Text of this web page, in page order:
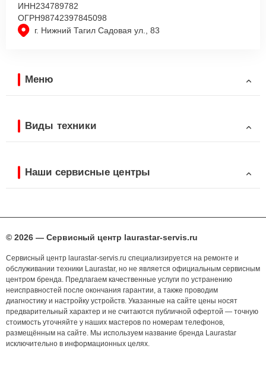
г. Нижний Тагил Садовая ул., 83
ИНН234789782
ОГРН98742397845098
Меню
Виды техники
Наши сервисные центры
© 2026 — Сервисный центр laurastar-servis.ru
Сервисный центр laurastar-servis.ru специализируется на ремонте и
обслуживании техники Laurastar, но не является официальным сервисным
центром бренда. Предлагаем качественные услуги по устранению
неисправностей после окончания гарантии, а также проводим
диагностику и настройку устройств. Указанные на сайте цены носят
предварительный характер и не считаются публичной офертой — точную
стоимость уточняйте у наших мастеров по номерам телефонов,
размещённым на сайте. Мы используем название бренда Laurastar
исключительно в информационных целях.